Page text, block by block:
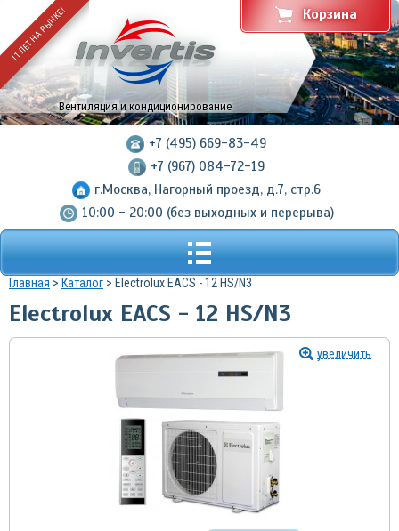
11 ЛЕТ НА РЫНКЕ!
Вентиляция и кондиционирование
+7 (495) 669-83-49
+7 (967) 084-72-19
г.Москва, Нагорный проезд, д.7, стр.6
10:00 - 20:00 (без выходных и перерыва)
Корзина
Главная > Каталог > Electrolux EACS - 12 HS/N3
Electrolux EACS - 12 HS/N3
увеличить